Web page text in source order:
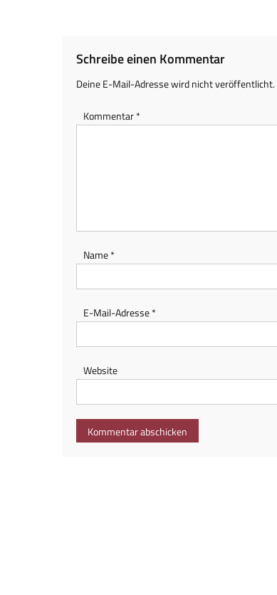
Schreibe einen Kommentar
Deine E-Mail-Adresse wird nicht veröffentlicht.
Kommentar*
Name*
E-Mail-Adresse*
Website